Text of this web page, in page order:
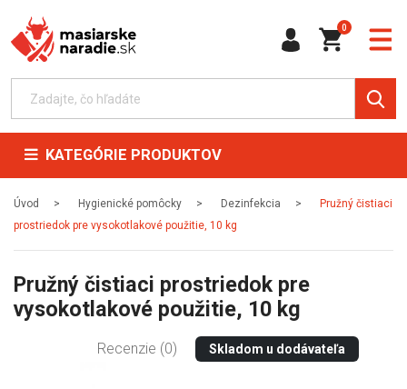
0
KATEGÓRIE PRODUKTOV
Úvod Hygienické pomôcky Dezinfekcia
Pružný čistiaci
prostriedok pre vysokotlakové použitie, 10 kg
Pružný čistiaci prostriedok pre
vysokotlakové použitie, 10 kg
Recenzie (0) Skladom u dodávateľa